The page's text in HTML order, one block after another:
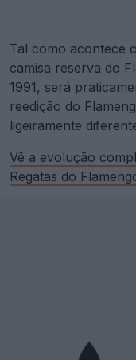
Tal como acontece
camisa reserva do
1991, será
reedição do
ligeiramente
Vê a evolução
Regatas do